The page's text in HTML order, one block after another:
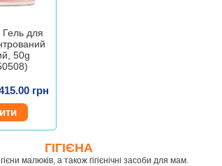
для
50g
грн
ГІГІЄНА
малюків, а також гігієнічні засоби для мам.